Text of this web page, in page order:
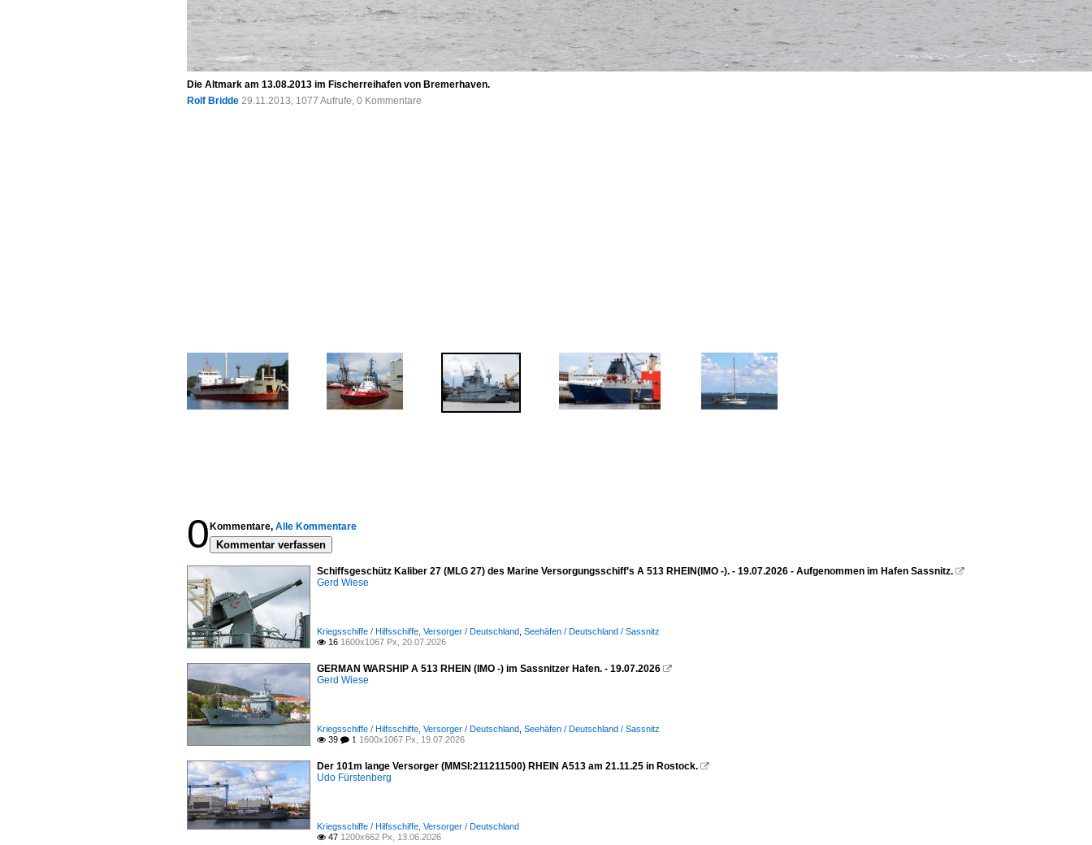
Die Altmark am 13.08.2013 im Fischerreihafen von Bremerhaven.
Rolf Bridde 29.11.2013, 1077 Aufrufe, 0 Kommentare
0 Kommentare, Alle Kommentare
Kommentar verfassen
Schiffsgeschütz Kaliber 27 (MLG 27) des Marine Versorgungsschiff’s A 513 RHEIN(IMO -). - 19.07.2026 - Aufgenommen im Hafen Sassnitz. 
Gerd Wiese
Kriegsschiffe / Hilfsschiffe, Versorger / Deutschland Seehäfen / Deutschland / Sassnitz
 16 1600x1067 Px, 20.07.2026
GERMAN WARSHIP A 513 RHEIN (IMO -) im Sassnitzer Hafen. - 19.07.2026 
Gerd Wiese
Kriegsschiffe / Hilfsschiffe, Versorger / Deutschland Seehäfen / Deutschland / Sassnitz
 39  1 1600x1067 Px, 19.07.2026
Der 101m lange Versorger (MMSI:211211500) RHEIN A513 am 21.11.25 in Rostock. 
Udo Fürstenberg
Kriegsschiffe / Hilfsschiffe, Versorger / Deutschland
 47 1200x662 Px, 13.06.2026